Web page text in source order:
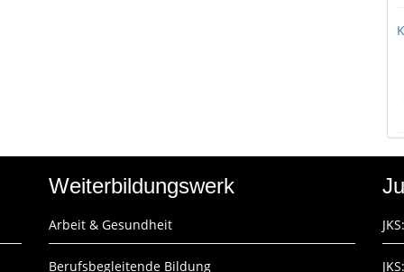
Weiterbildungswerk
Arbeit & Gesundheit
Berufsbegleitende Bildung